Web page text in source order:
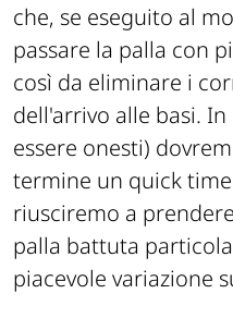
che, se eseguito al
passare la palla con
così da eliminare i
dell'arrivo alle basi.
essere onesti)
termine un quick
riusciremo a
palla battuta
piacevole variazione